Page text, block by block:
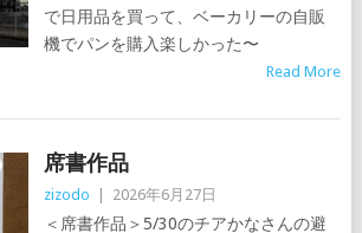
で日用品を買って、ベーカリーの自販
機でパンを購入楽しかった〜
Read More
席書作品
zizodo 2026年6月27日
＜席書作品＞5/30のチアかなさんの避